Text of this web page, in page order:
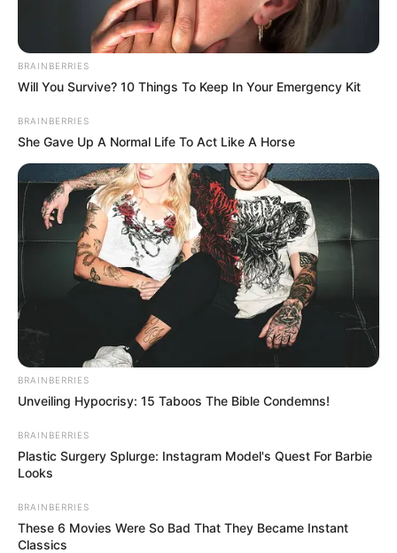
BRAINBERRIES
Will You Survive? 10 Things To Keep In Your Emergency Kit
BRAINBERRIES
She Gave Up A Normal Life To Act Like A Horse
BRAINBERRIES
Unveiling Hypocrisy: 15 Taboos The Bible Condemns!
BRAINBERRIES
Plastic Surgery Splurge: Instagram Model's Quest For Barbie
Looks
BRAINBERRIES
These 6 Movies Were So Bad That They Became Instant
Classics